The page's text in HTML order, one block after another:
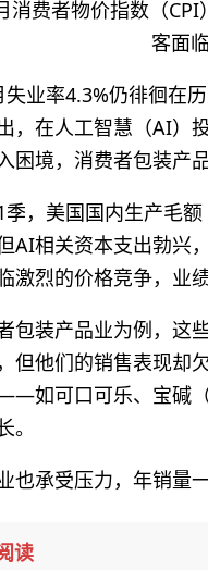
消费者物价指数（
客面
失业率4.3%仍徘徊在
，在人工智慧（AI）
困境，消费者包装产
季，美国国内生产毛
AI相关资本支出勃兴
激烈的价格竞争，业
包装产品业为例，这
但他们的销售表现却
如可口可乐、宝碱
。
也承受压力，年销量
读